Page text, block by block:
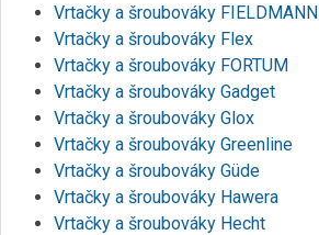
Vrtačky a šroubováky FIELDMANN
Vrtačky a šroubováky Flex
Vrtačky a šroubováky FORTUM
Vrtačky a šroubováky Gadget
Vrtačky a šroubováky Glox
Vrtačky a šroubováky Greenline
Vrtačky a šroubováky Güde
Vrtačky a šroubováky Hawera
Vrtačky a šroubováky Hecht